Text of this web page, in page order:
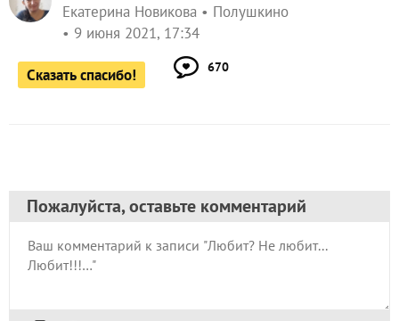
Екатерина Новикова
Полушкино
9 июня 2021, 17:34
Сказать спасибо! 670
Пожалуйста, оставьте комментарий